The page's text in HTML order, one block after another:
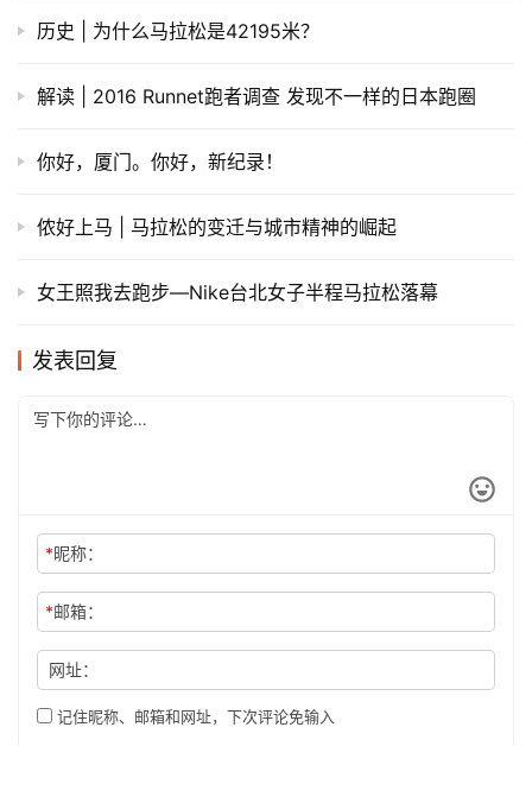
历史 | 为什么马拉松是42195米？
解读 | 2016 Runnet跑者调查 发现不一样的日本跑圈
你好，厦门。你好，新纪录！
侬好上马 | 马拉松的变迁与城市精神的崛起
女王照我去跑步—Nike台北女子半程马拉松落幕
发表回复
*昵称：
*邮箱：
网址：
记住昵称、邮箱和网址，下次评论免输入